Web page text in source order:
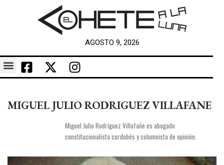
AGOSTO 9, 2026
MIGUEL JULIO RODRIGUEZ VILLAFANE
Miguel Julio Rodríguez Villafañe es abogado
constitucionalista cordobés y columnista de opinión.